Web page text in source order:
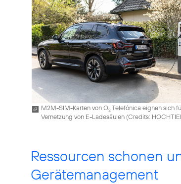
M2M-SIM-Karten von O2Telefónica eignen sich
Vernetzung von E-Ladesäulen (Credits:
Ressourcen schonen
Gerätemanagement